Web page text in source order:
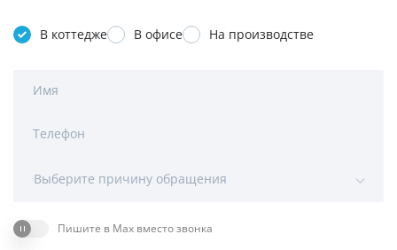
В коттедже В офисе На производстве
Имя
Телефон
Выберите причину обращения
Пишите в Max вместо звонка